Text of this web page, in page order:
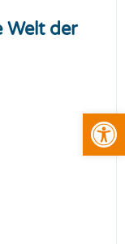
Welt der